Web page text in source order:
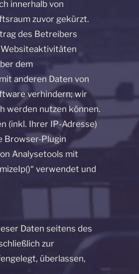
innerhalb von
zuvor gekürzt.
des Betreibers
dem
anderen Daten von
verhindern; wir
werden nutzen können.
(inkl. Ihrer IP-Adresse)
Browser-Plugin
Analysetools mit
verwendet und
Daten seitens des
zur
überlassen,